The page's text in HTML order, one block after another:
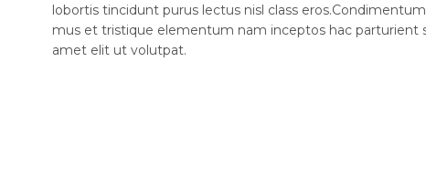
lobortis tincidunt purus lectus nisl class
mus et tristique elementum nam inceptos hac parturient
amet elit ut volutpat.